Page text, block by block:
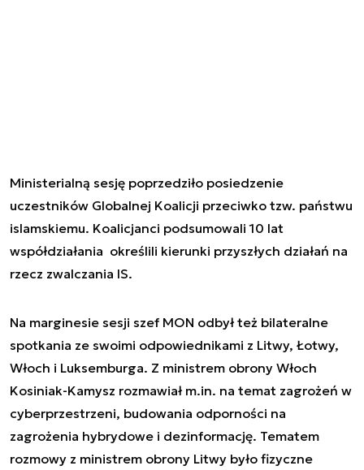
Ministerialną sesję poprzedziło posiedzenie
uczestników Globalnej Koalicji przeciwko tzw. państwu
islamskiemu. Koalicjanci podsumowali 10 lat
współdziałania określili kierunki przyszłych działań na
rzecz zwalczania IS.
Na marginesie sesji szef MON odbył też bilateralne
spotkania ze swoimi odpowiednikami z Litwy, Łotwy,
Włoch i Luksemburga. Z ministrem obrony Włoch
Kosiniak-Kamysz rozmawiał m.in. na temat zagrożeń w
cyberprzestrzeni, budowania odporności na
zagrożenia hybrydowe i dezinformację. Tematem
rozmowy z ministrem obrony Litwy było fizyczne